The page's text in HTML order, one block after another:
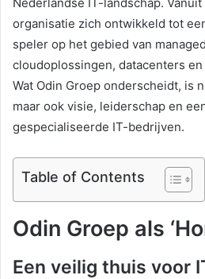
organisatie zich ontwikkeld tot
speler op het gebied van
cloudoplossingen, datacenters
Wat Odin Groep onderscheidt, is
maar ook visie, leiderschap en
gespecialiseerde IT-bedrijven.
Table of Contents
Odin Groep als
Een veilig thuis voor